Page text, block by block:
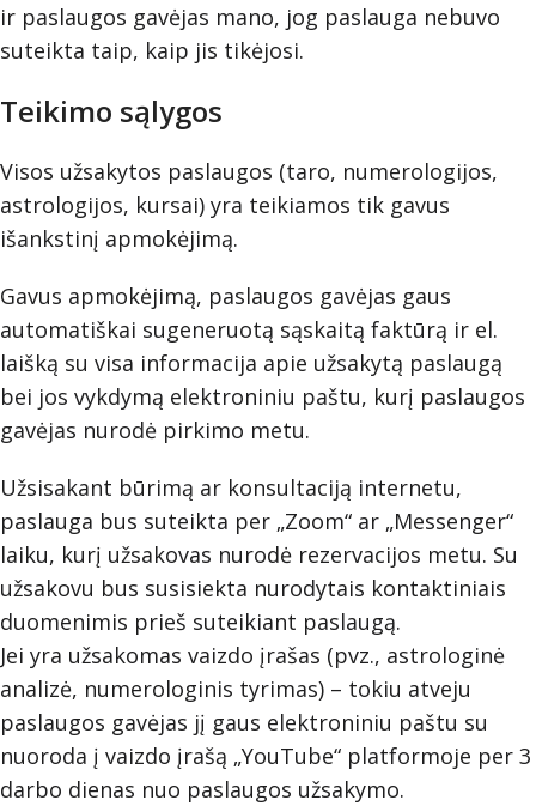
ir paslaugos gavėjas mano, jog paslauga nebuvo
suteikta taip, kaip jis tikėjosi.
Teikimo sąlygos
Visos užsakytos paslaugos (taro, numerologijos,
astrologijos, kursai) yra teikiamos tik gavus
išankstinį apmokėjimą.
Gavus apmokėjimą, paslaugos gavėjas gaus
automatiškai sugeneruotą sąskaitą faktūrą ir el.
laišką su visa informacija apie užsakytą paslaugą
bei jos vykdymą elektroniniu paštu, kurį paslaugos
gavėjas nurodė pirkimo metu.
Užsisakant būrimą ar konsultaciją internetu,
paslauga bus suteikta per „Zoom“ ar „Messenger“
laiku, kurį užsakovas nurodė rezervacijos metu. Su
užsakovu bus susisiekta nurodytais kontaktiniais
duomenimis prieš suteikiant paslaugą.
Jei yra užsakomas vaizdo įrašas (pvz., astrologinė
analizė, numerologinis tyrimas) – tokiu atveju
paslaugos gavėjas jį gaus elektroniniu paštu su
nuoroda į vaizdo įrašą „YouTube“ platformoje per 3
darbo dienas nuo paslaugos užsakymo.